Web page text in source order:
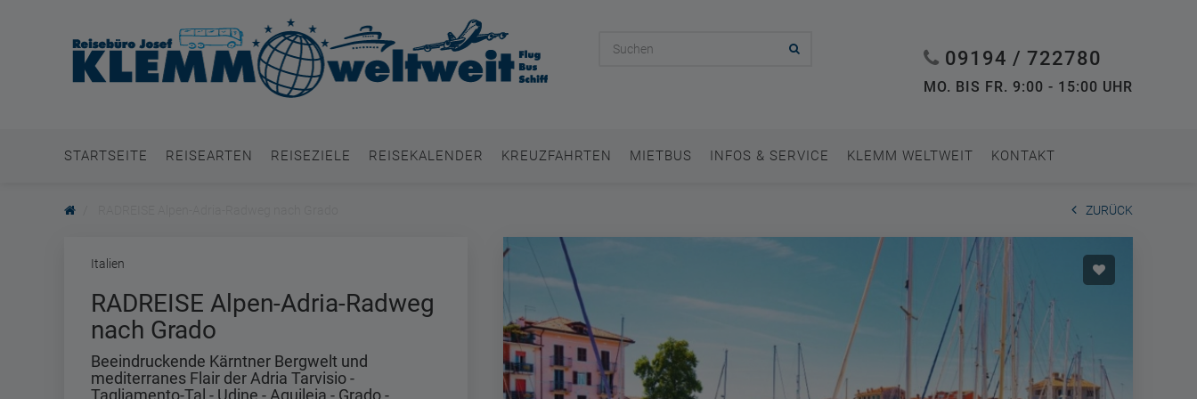
09194 / 722780
MO. BIS FR. 9:00 - 15:00 UHR
STARTSEITE REISEARTEN REISEZIELE REISEKALENDER KREUZFAHRTEN MIETBUS INFOS & SERVICE KLEMM WELTWEIT KONTAKT
ZURÜCK
Italien
RADREISE Alpen-Adria-Radweg
nach Grado
Beeindruckende Kärntner Bergwelt und
mediterranes Flair der Adria Tarvisio -
Tagliamento-Tal - Udine - Aquileia - Grado -